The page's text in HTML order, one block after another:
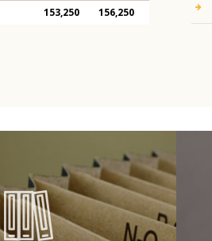
153,250 156,250